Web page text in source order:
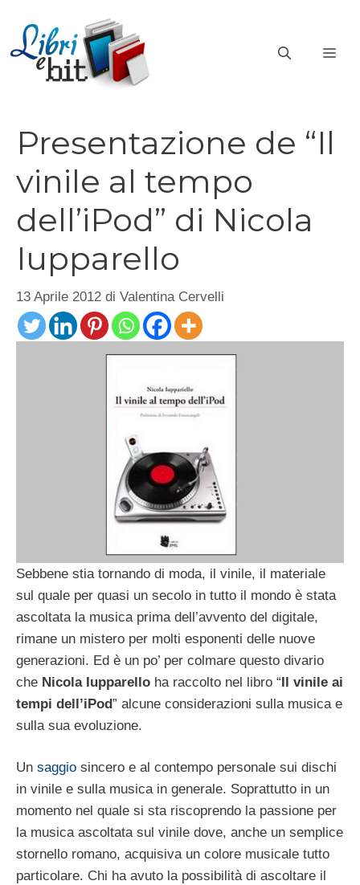
contenuto
Presentazione de “Il
vinile al tempo
dell’iPod” di Nicola
Iupparello
13 Aprile 2012 di Valentina Cervelli
Sebbene stia tornando di moda, il vinile, il materiale
sul quale per quasi un secolo in tutto il mondo è stata
ascoltata la musica prima dell’avvento del digitale,
rimane un mistero per molti esponenti delle nuove
generazioni. Ed è un po’ per colmare questo divario
che Nicola Iupparello ha raccolto nel libro “Il vinile ai
tempi dell’iPod” alcune considerazioni sulla musica e
sulla sua evoluzione.
Un saggio sincero e al contempo personale sui dischi
in vinile e sulla musica in generale. Soprattutto in un
momento nel quale si sta riscoprendo la passione per
la musica ascoltata sul vinile dove, anche un semplice
stornello romano, acquisiva un colore musicale tutto
particolare. Chi ha avuto la possibilità di ascoltare il